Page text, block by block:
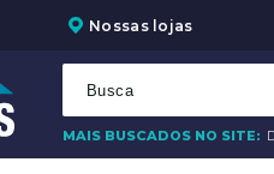
Nossas lojas
MAIS BUSCADOS NO SITE: